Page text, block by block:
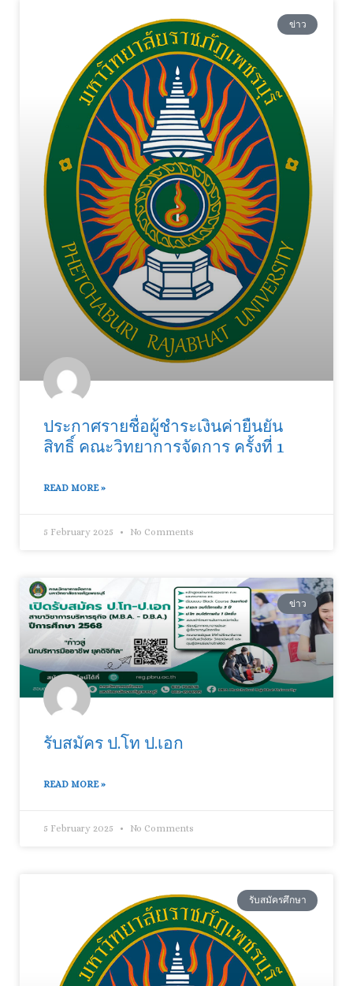
ข่าว
ประกาศรายชื่อผู้ชำระเงินค่ายืนยัน
สิทธิ์ คณะวิทยาการจัดการ ครั้งที่ 1
READ MORE »
5 February 2025 No Comments
ข่าว
รับสมัคร ป.โท ป.เอก
READ MORE »
5 February 2025 No Comments
รับสมัครศึกษา